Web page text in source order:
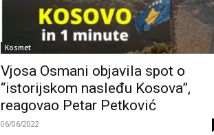
Kosmet
Vjosa Osmani objavila spot o
“istorijskom nasleđu Kosova”,
reagovao Petar Petković
06/06/2022